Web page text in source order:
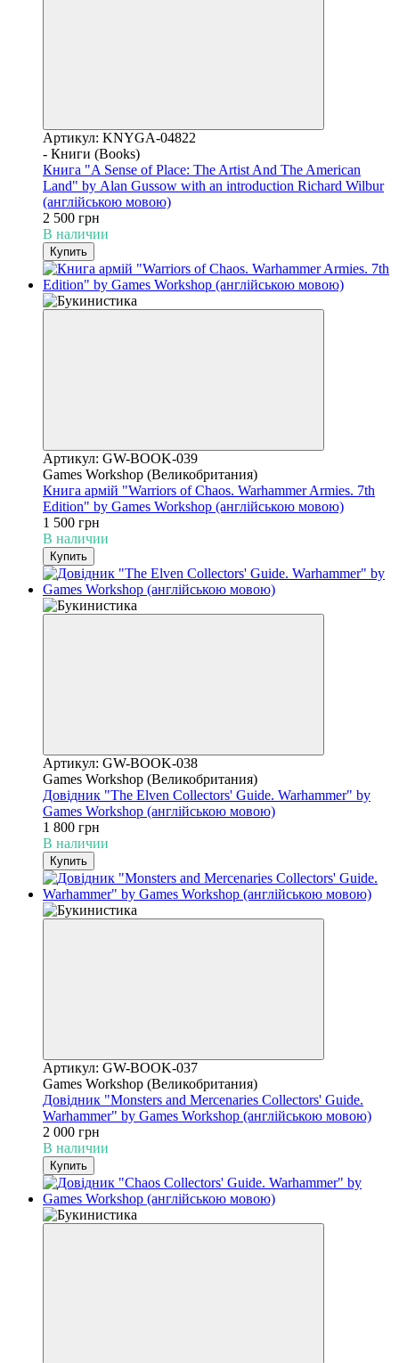
Артикул: KNYGA-04822
- Книги (Books)
Книга "A Sense of Place: The Artist And The American
Land" by Alan Gussow with an introduction Richard Wilbur
(англійською мовою)
2 500 грн
В наличии
Купить
Артикул: GW-BOOK-039
Games Workshop (Великобритания)
Книга армій "Warriors of Chaos. Warhammer Armies. 7th
Edition" by Games Workshop (англійською мовою)
1 500 грн
В наличии
Купить
Артикул: GW-BOOK-038
Games Workshop (Великобритания)
Довідник "The Elven Collectors' Guide. Warhammer" by
Games Workshop (англійською мовою)
1 800 грн
В наличии
Купить
Артикул: GW-BOOK-037
Games Workshop (Великобритания)
Довідник "Monsters and Mercenaries Collectors' Guide.
Warhammer" by Games Workshop (англійською мовою)
2 000 грн
В наличии
Купить